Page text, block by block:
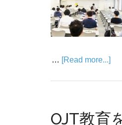
… [Read more...]
OJT教育